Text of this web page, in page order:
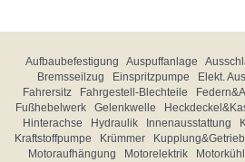
Aufbaubefestigung Auspuffanlage
Bremsseilzug
Einspritzpumpe Elekt.
Fahrersitz
Fahrgestell-Blechteile
Fußhebelwerk
Gelenkwelle
Hinterachse
Hydraulik Innenausstattung
Kraftstoffpumpe
Krümmer
Motoraufhängung
Motorelektrik